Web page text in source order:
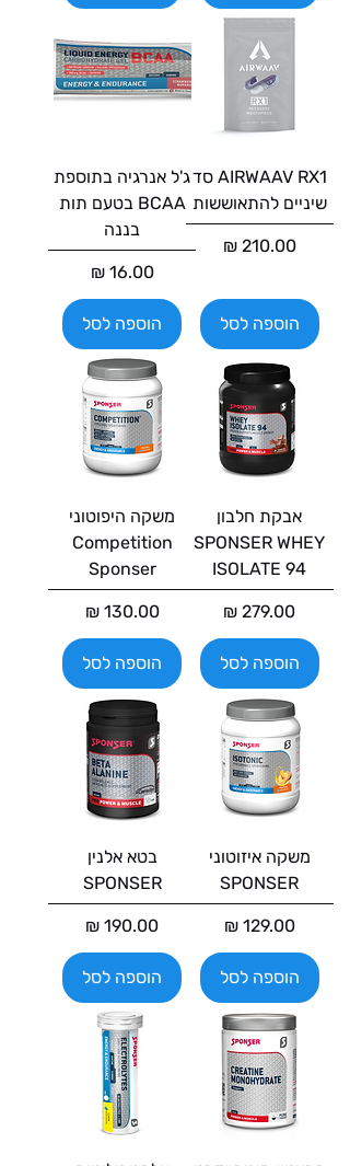
AIRWAAV RX1 סד
שיניים להתאוששות
מחיר‏210.00 ‏₪
הוספה לסל
ג'ל אנרגיה בתוספת
BCAA בטעם תות
בננה
מחיר‏16.00 ‏₪
הוספה לסל
אבקת חלבון
SPONSER WHEY
ISOLATE 94
מחיר
הוספה לסל
משקה היפוטוני
Competition
Sponser
מחיר‏130.00 ‏₪
הוספה לסל
משקה איזוטוני
SPONSER
מחיר‏129.00 ‏₪
הוספה לסל
בטא אלנין
SPONSER
מחיר
הוספה לסל